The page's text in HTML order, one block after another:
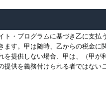
ト・プログラムに基づき乙に支
ます。甲は随時、乙からの税金
を提供しない場合、甲は、（甲
提供を義務付けられる者ではな